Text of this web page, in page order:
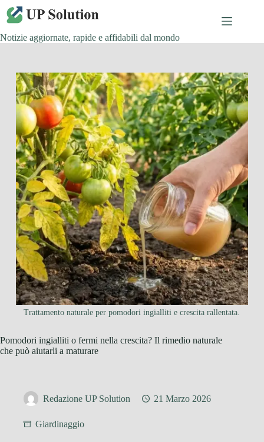
Salta
contenuto
Notizie aggiornate, rapide e affidabili dal mondo
Trattamento naturale per pomodori ingialliti e crescita rallentata.
Pomodori ingialliti o fermi nella crescita? Il rimedio naturale
che può aiutarli a maturare
Redazione UP Solution 21 Marzo 2026
Giardinaggio